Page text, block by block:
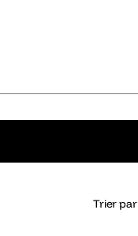
Trier par